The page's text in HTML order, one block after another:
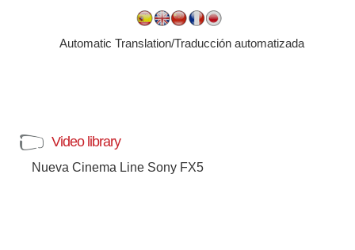
Automatic Translation/Traducción automatizada
Video library
Nueva Cinema Line Sony FX5